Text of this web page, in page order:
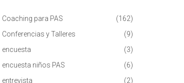
Coaching para PAS
(162)
Conferencias y Talleres
(9)
encuesta
(3)
encuesta niños PAS
(6)
entrevista
(2)